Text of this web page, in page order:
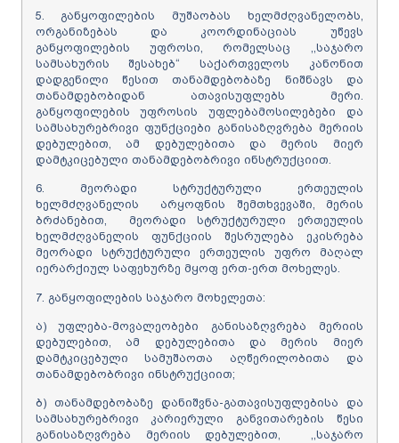
5. განყოფილების მუშაობას ხელმძღვანელობს,
ორგანიზებას და კოორდინაციას უწევს
განყოფილების უფროსი, რომელსაც ,,საჯარო
სამსახურის შესახებ“ საქართველოს კანონით
დადგენილი წესით თანამდებობაზე ნიშნავს და
თანამდებობიდან ათავისუფლებს მერი.
განყოფილების უფროსის უფლებამოსილებები და
სამსახურებრივი ფუნქციები განისაზღვრება მერიის
დებულებით, ამ დებულებითა და მერის მიერ
დამტკიცებული თანამდებობრივი ინსტრუქციით.
6. მეორადი სტრუქტურული ერთეულის
ხელმძღვანელის არყოფნის შემთხვევაში, მერის
ბრძანებით, მეორადი სტრუქტურული ერთეულის
ხელმძღვანელის ფუნქციის შესრულება ეკისრება
მეორადი სტრუქტურული ერთეულის უფრო მაღალ
იერარქიულ საფეხურზე მყოფ ერთ-ერთ მოხელეს.
7. განყოფილების საჯარო მოხელეთა:
ა) უფლება-მოვალეობები განისაზღვრება მერიის
დებულებით, ამ დებულებითა და მერის მიერ
დამტკიცებული სამუშაოთა აღწერილობითა და
თანამდებობრივი ინსტრუქციით;
ბ) თანამდებობაზე დანიშვნა-გათავისუფლებისა და
სამსახურებრივი კარიერული განვითარების წესი
განისაზღვრება მერიის დებულებით, ,,საჯარო